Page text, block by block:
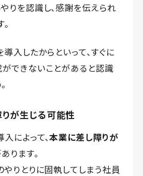
りを認識し、感謝を伝えられ
入したからといって、すぐに
できないことがあると認識
が生じる可能性
によって、本業に差し障りが
ります。
りとりに固執してしまう社員